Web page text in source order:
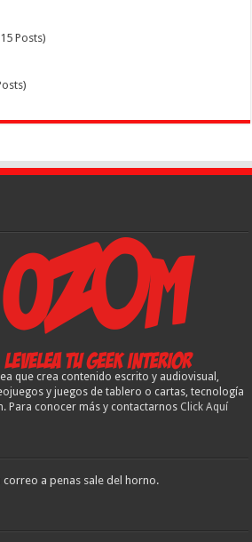
Posts)
que crea contenido escrito y audiovisual,
y juegos de tablero o cartas, tecnología
Para conocer más y contactarnos Click Aquí
correo a penas sale del horno.